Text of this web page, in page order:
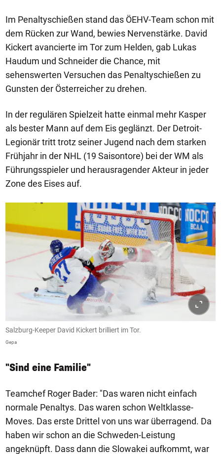
Im Penaltyschießen stand das ÖEHV-Team schon mit
dem Rücken zur Wand, bewies Nervenstärke. David
Kickert avancierte im Tor zum Helden, gab Lukas
Haudum und Schneider die Chance, mit
sehenswerten Versuchen das Penaltyschießen zu
Gunsten der Österreicher zu drehen.
In der regulären Spielzeit hatte einmal mehr Kasper
als bester Mann auf dem Eis geglänzt. Der Detroit-
Legionär tritt trotz seiner Jugend nach dem starken
Frühjahr in der NHL (19 Saisontore) bei der WM als
Führungsspieler und herausragender Akteur in jeder
Zone des Eises auf.
Salzburg-Keeper David Kickert brilliert im Tor.
Gepa
"Sind eine Familie"
Teamchef Roger Bader: "Das waren nicht einfach
normale Penaltys. Das waren schon Weltklasse-
Moves. Das erste Drittel von uns war überragend. Da
haben wir schon an die Schweden-Leistung
angeknüpft. Dass dann die Slowakei aufkommt, war